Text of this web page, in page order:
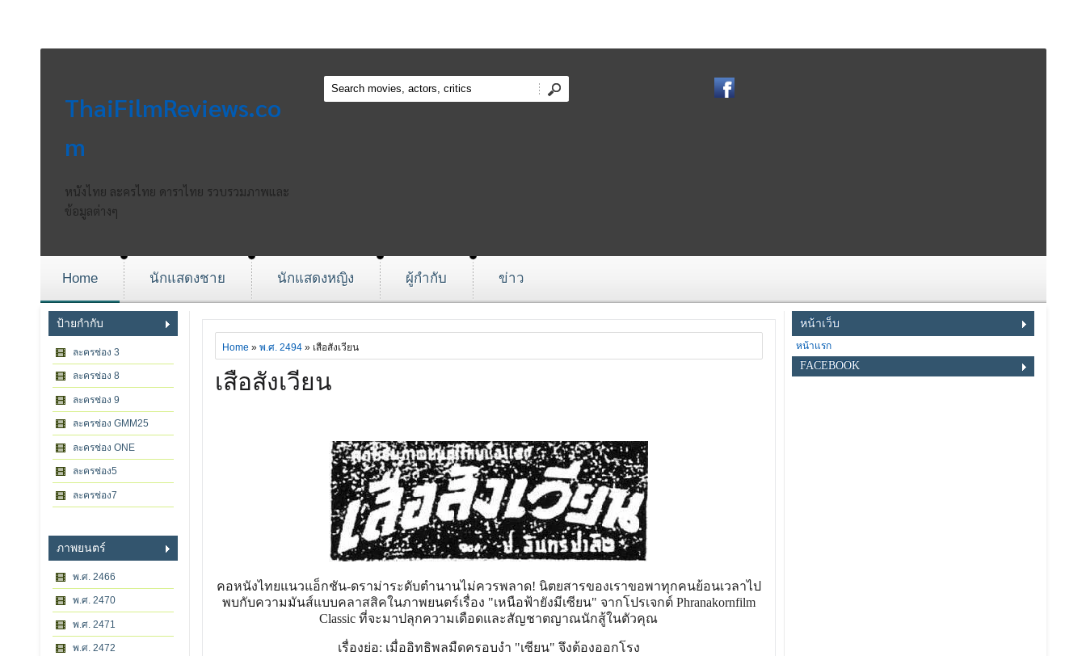
ThaiFilmReviews.co
m
หนังไทย ละครไทย ดาราไทย รวบรวมภาพและ
ข้อมูลต่างๆ
Home นักแสดงชาย นักแสดงหญิง ผู้กำกับ ข่าว
ป้ายกำกับ
ละครช่อง 3
ละครช่อง 8
ละครช่อง 9
ละครช่อง GMM25
ละครช่อง ONE
ละครช่อง5
ละครช่อง7
ภาพยนตร์
พ.ศ. 2466
พ.ศ. 2470
พ.ศ. 2471
พ.ศ. 2472
Home » พ.ศ. 2494» เสือสังเวียน
เสือสังเวียน
คอหนังไทยแนวแอ็กชัน-ดราม่าระดับตำนานไม่ควรพลาด! นิตยสารของเราขอพาทุกคนย้อนเวลาไป
พบกับความมันส์แบบคลาสสิคในภาพยนตร์เรื่อง "เหนือฟ้ายังมีเซียน" จากโปรเจกต์ Phranakornfilm
Classic ที่จะมาปลุกความเดือดและสัญชาตญาณนักสู้ในตัวคุณ
เรื่องย่อ: เมื่ออิทธิพลมืดครอบงำ "เซียน" จึงต้องออกโรง
หน้าเว็บ
หน้าแรก
FACEBOOK